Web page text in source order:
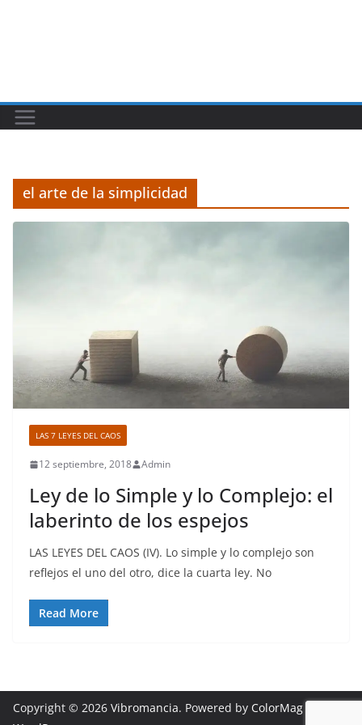
el arte de la simplicidad
LAS 7 LEYES DEL CAOS
12 septiembre, 2018 Admin
Ley de lo Simple y lo Complejo: el
laberinto de los espejos
LAS LEYES DEL CAOS (IV). Lo simple y lo complejo son
reflejos el uno del otro, dice la cuarta ley. No
Read More
Copyright © 2026 Vibromancia. Powered by ColorMag